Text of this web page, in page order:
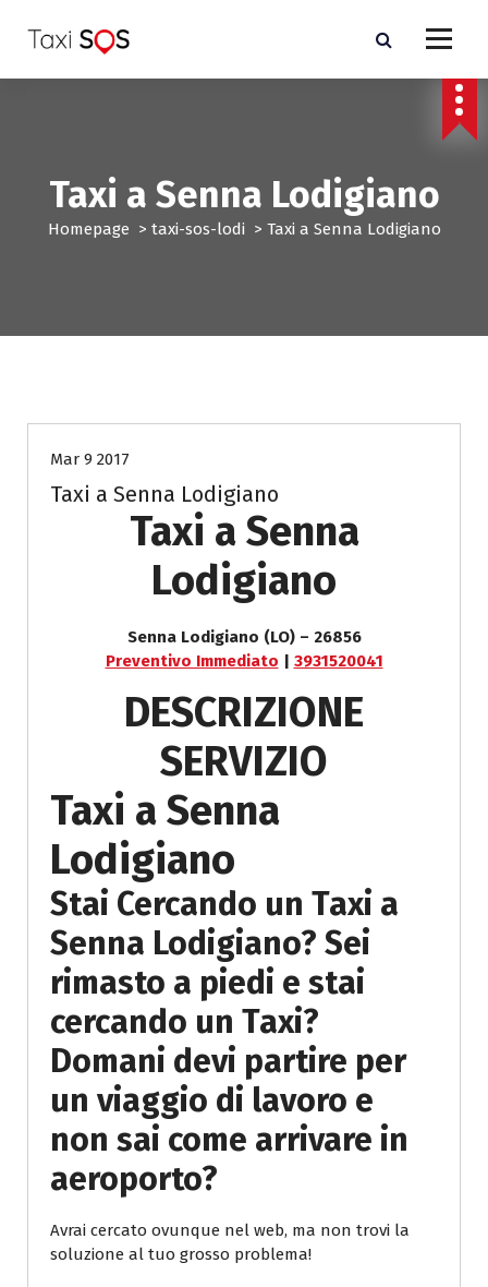
a
Taxi a Senna Lodigiano
Homepage > taxi-sos-lodi > Taxi a Senna Lodigiano
Mar 9 2017
Taxi a Senna Lodigiano
Taxi a Senna
Lodigiano
Senna Lodigiano (LO) – 26856
Preventivo Immediato | 3931520041
DESCRIZIONE
SERVIZIO
Taxi a Senna
Lodigiano
Stai Cercando un Taxi a
Senna Lodigiano? Sei
rimasto a piedi e stai
cercando un Taxi?
Domani devi partire per
un viaggio di lavoro e
non sai come arrivare in
aeroporto?
Avrai cercato ovunque nel web, ma non trovi la
soluzione al tuo grosso problema!